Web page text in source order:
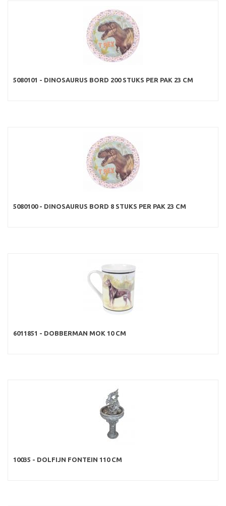
5080101 - DINOSAURUS BORD 200 STUKS PER PAK 23 CM
5080100 - DINOSAURUS BORD 8 STUKS PER PAK 23 CM
6011851 - DOBBERMAN MOK 10 CM
10035 - DOLFIJN FONTEIN 110 CM